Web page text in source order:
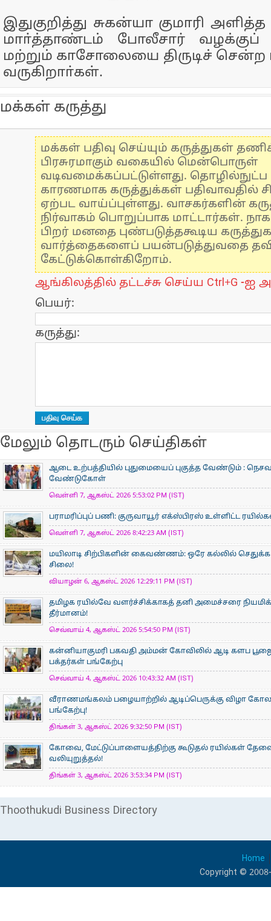
இதுகுறித்து சுகன்யா குமாரி அளித்த
மாா்த்தாண்டம் போலீசார் வழக்குப்
மற்றும் காசோலையை திருடிச் சென்ற
வருகிறாா்கள்.
மக்கள் கருத்து
மக்கள் பதிவு செய்யும் கருத்துகள்
பிரசுரமாகும் வகையில் மென்பொருள்
வடிவமைக்கப்பட்டுள்ளது.
காரணமாக கருத்துக்கள் பதிவாவதில்
ஏற்பட வாய்ப்புள்ளது. வாசகர்களின்
நிர்வாகம் பொறுப்பாக மாட்டார்கள்.
பிறர் மனதை புண்படுத்தகூடிய
வார்த்தைகளைப் பயன்படுத்துவதை
கேட்டுக்கொள்கிறோம்.
ஆங்கிலத்தில் தட்டச்சு செய்ய Ctrl+G -ஐ
பெயர்:
கருத்து:
மேலும் தொடரும் செய்திகள்
ஆடை உற்பத்தியில் புதுமையைப் புகுத்த வேண்டும் :
வேண்டுகோள்
வெள்ளி 7, ஆகஸ்ட் 2026 5:53:02 PM (IST)
பராமரிப்புப் பணி: குருவாயூர் எக்ஸ்பிரஸ் உள்ளிட்ட
வெள்ளி 7, ஆகஸ்ட் 2026 8:42:23 AM (IST)
மயிலாடி சிற்பிகளின் கைவண்ணம்: ஒரே கல்லில்
சிலை!
வியாழன் 6, ஆகஸ்ட் 2026 12:29:11 PM (IST)
தமிழக ரயில்வே வளர்ச்சிக்காகத் தனி அமைச்சரை
தீர்மானம்!
செவ்வாய் 4, ஆகஸ்ட் 2026 5:54:50 PM (IST)
கன்னியாகுமரி பகவதி அம்மன் கோவிலில் ஆடி களப
பக்தர்கள் பங்கேற்பு
செவ்வாய் 4, ஆகஸ்ட் 2026 10:43:32 AM (IST)
வீராணமங்கலம் பழையாற்றில் ஆடிப்பெருக்கு விழா
பங்கேற்பு!
திங்கள் 3, ஆகஸ்ட் 2026 9:32:50 PM (IST)
கோவை, மேட்டுப்பாளையத்திற்கு கூடுதல் ரயில்கள்
வலியுறுத்தல்!
திங்கள் 3, ஆகஸ்ட் 2026 3:53:34 PM (IST)
Thoothukudi Business Directory
Home
Copyright ©